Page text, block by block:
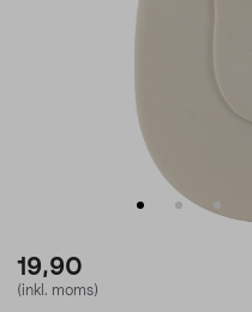
19,90
(inkl. moms)